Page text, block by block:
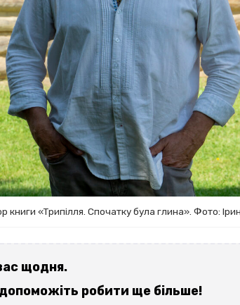
«Трипілля. Спочатку була глина». Фото:
щодня.
робити ще більше!